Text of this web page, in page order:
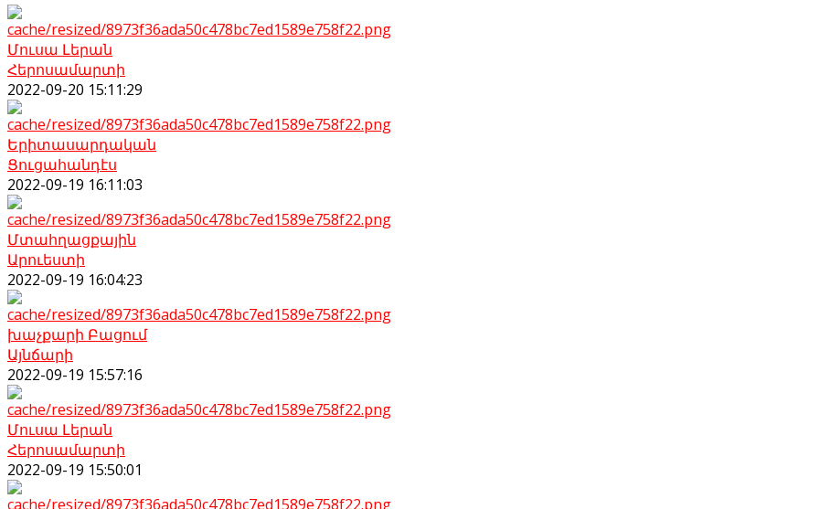
Մուսա Լերան
Հերոսամարտի
2022-09-20 15:11:29
Երիտասարդական
Ցուցահանդէս
2022-09-19 16:11:03
Մտահղացքային
Արուեստի
2022-09-19 16:04:23
խաչքարի Բացում
Այնճարի
2022-09-19 15:57:16
Մուսա Լերան
Հերոսամարտի
2022-09-19 15:50:01